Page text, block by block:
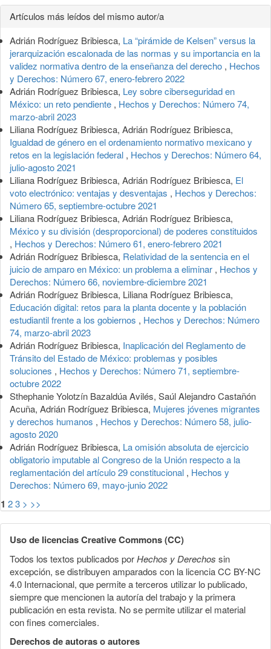
Detalles
del
artículo
Artículos más leídos del mismo autor/a
Adrián Rodríguez Bribiesca, La “pirámide de Kelsen” versus la
jerarquización escalonada de las normas y su importancia en la
validez normativa dentro de la enseñanza del derecho , Hechos
y Derechos: Número 67, enero-febrero 2022
Adrián Rodríguez Bribiesca, Ley sobre ciberseguridad en
México: un reto pendiente , Hechos y Derechos: Número 74,
marzo-abril 2023
Liliana Rodríguez Bribiesca, Adrián Rodríguez Bribiesca,
Igualdad de género en el ordenamiento normativo mexicano y
retos en la legislación federal , Hechos y Derechos: Número 64,
julio-agosto 2021
Liliana Rodríguez Bribiesca, Adrián Rodríguez Bribiesca, El
voto electrónico: ventajas y desventajas , Hechos y Derechos:
Número 65, septiembre-octubre 2021
Liliana Rodríguez Bribiesca, Adrián Rodríguez Bribiesca,
México y su división (desproporcional) de poderes constituidos
, Hechos y Derechos: Número 61, enero-febrero 2021
Adrián Rodríguez Bribiesca, Relatividad de la sentencia en el
juicio de amparo en México: un problema a eliminar , Hechos y
Derechos: Número 66, noviembre-diciembre 2021
Adrián Rodríguez Bribiesca, Liliana Rodríguez Bribiesca,
Educación digital: retos para la planta docente y la población
estudiantil frente a los gobiernos , Hechos y Derechos: Número
74, marzo-abril 2023
Adrián Rodríguez Bribiesca, Inaplicación del Reglamento de
Tránsito del Estado de México: problemas y posibles
soluciones , Hechos y Derechos: Número 71, septiembre-
octubre 2022
Sthephanie Yolotzín Bazaldúa Avilés, Saúl Alejandro Castañón
Acuña, Adrián Rodríguez Bribiesca, Mujeres jóvenes migrantes
y derechos humanos , Hechos y Derechos: Número 58, julio-
agosto 2020
Adrián Rodríguez Bribiesca, La omisión absoluta de ejercicio
obligatorio imputable al Congreso de la Unión respecto a la
reglamentación del artículo 29 constitucional , Hechos y
Derechos: Número 69, mayo-junio 2022
1 23 > >>
Uso de licencias Creative Commons (CC)
Todos los textos publicados porHechos y Derechos sin
excepción, se distribuyen amparados con la licencia CC BY-NC
4.0 Internacional, que permite a terceros utilizar lo publicado,
siempre que mencionen la autoría del trabajo y la primera
publicación en esta revista. No se permite utilizar el material
con fines comerciales.
Derechos de autoras o autores